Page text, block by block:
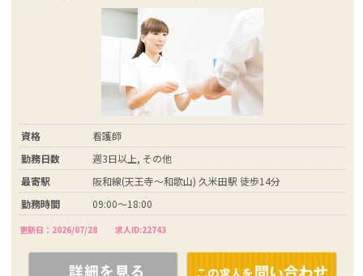
資格
看護師
勤務日数
週3日以上, その他
最寄駅
阪和線(天王寺～和歌山) 久米田駅 徒歩14分
勤務時間
09:00～18:00
更新日：2026/07/28 求人ID:22743